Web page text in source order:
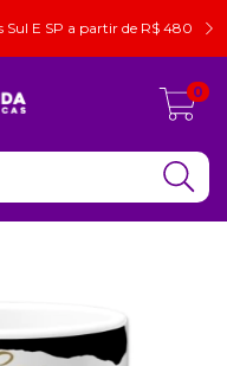
E SP a partir de R$ 480
0